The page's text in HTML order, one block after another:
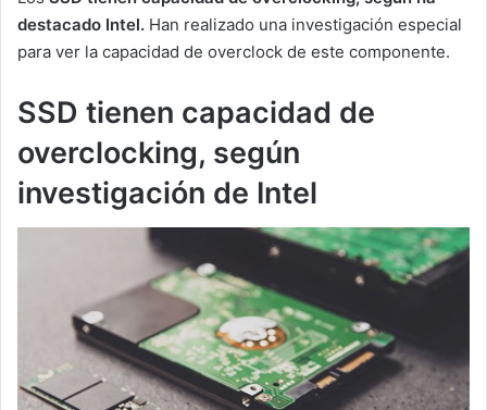
destacado Intel. Han realizado una investigación especial
para ver la capacidad de overclock de este componente.
SSD tienen capacidad de
overclocking, según
investigación de Intel